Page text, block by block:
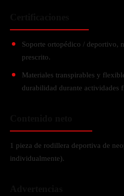
Soporte ortopédico / deportivo,
prescrito.
Materiales transpirables y
durabilidad durante actividades
1 pieza de rodillera deportiva de
individualmente).